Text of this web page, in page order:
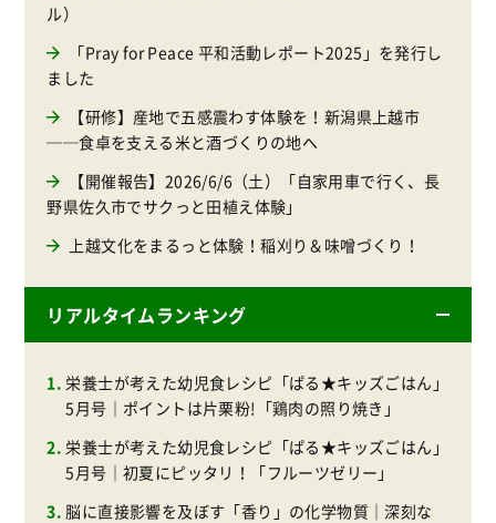
ル）
「Pray for Peace 平和活動レポート2025」を発行し
ました
【研修】産地で五感震わす体験を！新潟県上越市
──食卓を支える米と酒づくりの地へ
【開催報告】2026/6/6（土）「自家用車で行く、長
野県佐久市でサクっと田植え体験」
上越文化をまるっと体験！稲刈り＆味噌づくり！
リアルタイムランキング
栄養士が考えた幼児食レシピ「ぱる★キッズごはん」
5月号｜ポイントは片栗粉!「鶏肉の照り焼き」
栄養士が考えた幼児食レシピ「ぱる★キッズごはん」
5月号｜初夏にピッタリ！「フルーツゼリー」
脳に直接影響を及ぼす「香り」の化学物質｜深刻な